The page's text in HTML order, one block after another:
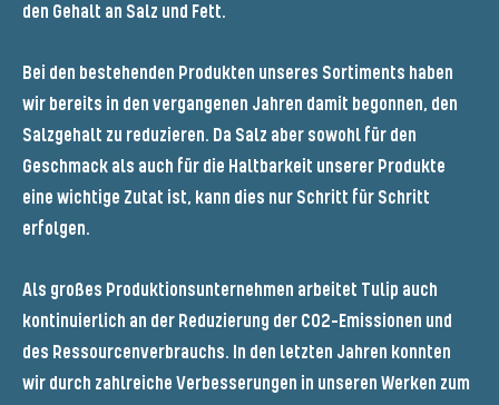
den Gehalt an Salz und Fett.
Bei den bestehenden Produkten unseres Sortiments haben
wir bereits in den vergangenen Jahren damit begonnen, den
Salzgehalt zu reduzieren. Da Salz aber sowohl für den
Geschmack als auch für die Haltbarkeit unserer Produkte
eine wichtige Zutat ist, kann dies nur Schritt für Schritt
erfolgen.
Als großes Produktionsunternehmen arbeitet Tulip auch
kontinuierlich an der Reduzierung der CO2-Emissionen und
des Ressourcenverbrauchs. In den letzten Jahren konnten
wir durch zahlreiche Verbesserungen in unseren Werken zum